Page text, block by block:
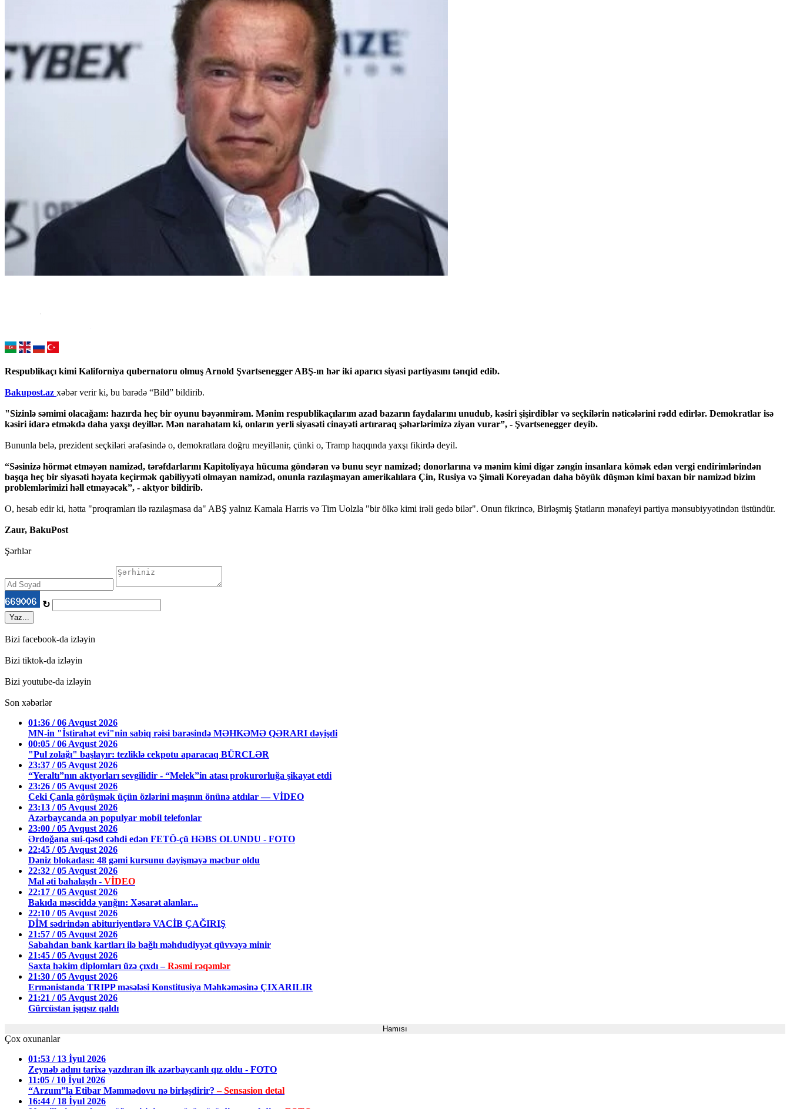
Respublikaçı kimi Kaliforniya qubernatoru olmuş Arnold Şvartsenegger ABŞ-ın hər iki aparıcı siyasi partiyasını tənqid edib.
Bakupost.az xəbər verir ki, bu barədə “Bild” bildirib.
"Sizinlə səmimi olacağam: hazırda heç bir oyunu bəyənmirəm. Mənim respublikaçılarım azad bazarın faydalarını unudub, kəsiri şişirdiblər və seçkilərin nəticələrini rədd edirlər. Demokratlar isə
kəsiri idarə etməkdə daha yaxşı deyillər. Mən narahatam ki, onların yerli siyasəti cinayəti artıraraq şəhərlərimizə ziyan vurar”, - Şvartsenegger deyib.
Bununla belə, prezident seçkiləri ərəfəsində o, demokratlara doğru meyillənir, çünki o, Tramp haqqında yaxşı fikirdə deyil.
“Səsinizə hörmət etməyən namizəd, tərəfdarlarını Kapitoliyaya hücuma göndərən və bunu seyr namizəd; donorlarına və mənim kimi digər zəngin insanlara kömək edən vergi endirimlərindən
başqa heç bir siyasəti həyata keçirmək qabiliyyəti olmayan namizəd, onunla razılaşmayan amerikalılara Çin, Rusiya və Şimali Koreyadan daha böyük düşmən kimi baxan bir namizəd bizim
problemlərimizi həll etməyəcək”, - aktyor bildirib.
O, hesab edir ki, hətta "proqramları ilə razılaşmasa da" ABŞ yalnız Kamala Harris və Tim Uolzla "bir ölkə kimi irəli gedə bilər". Onun fikrincə, Birləşmiş Ştatların mənafeyi partiya mənsubiyyətindən üstündür.
Zaur, BakuPost
Şərhlər
↻
Yaz...
Bizi facebook-da izləyin
Bizi tiktok-da izləyin
Bizi youtube-da izləyin
Son xəbərlər
01:36 / 06 Avqust 2026
MN-in "İstirahət evi"nin sabiq rəisi barəsində MƏHKƏMƏ QƏRARI dəyişdi
00:05 / 06 Avqust 2026
"Pul zolağı" başlayır: tezliklə cekpotu aparacaq BÜRCLƏR
23:37 / 05 Avqust 2026
“Yeraltı”nın aktyorları sevgilidir - “Melek”in atası prokurorluğa şikayət etdi
23:26 / 05 Avqust 2026
Ceki Çanla görüşmək üçün özlərini maşının önünə atdılar — VİDEO
23:13 / 05 Avqust 2026
Azərbaycanda ən populyar mobil telefonlar
23:00 / 05 Avqust 2026
Ərdoğana sui-qəsd cəhdi edən FETÖ-çü HƏBS OLUNDU - FOTO
22:45 / 05 Avqust 2026
Dəniz blokadası: 48 gəmi kursunu dəyişməyə məcbur oldu
22:32 / 05 Avqust 2026
Mal əti bahalaşdı - VİDEO
22:17 / 05 Avqust 2026
Bakıda məsciddə yanğın: Xəsarət alanlar...
22:10 / 05 Avqust 2026
DİM sədrindən abituriyentlərə VACİB ÇAĞIRIŞ
21:57 / 05 Avqust 2026
Sabahdan bank kartları ilə bağlı məhdudiyyət qüvvəyə minir
21:45 / 05 Avqust 2026
Saxta həkim diplomları üzə çıxdı –Rəsmi rəqəmlər
21:30 / 05 Avqust 2026
Ermənistanda TRIPP məsələsi Konstitusiya Məhkəməsinə ÇIXARILIR
21:21 / 05 Avqust 2026
Gürcüstan işıqsız qaldı
Hamısı
Çox oxunanlar
01:53 / 13 İyul 2026
Zeynəb adını tarixə yazdıran ilk azərbaycanlı qız oldu - FOTO
11:05 / 10 İyul 2026
“Arzum”la Etibar Məmmədovu nə birləşdirir?– Sensasion detal
16:44 / 18 İyul 2026